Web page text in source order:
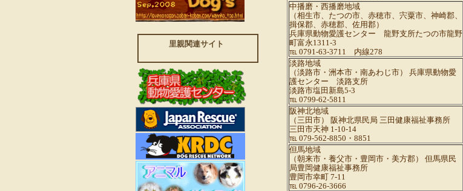
中播磨・西播磨地域
（相生市、たつの市、赤穂市、宍粟市、神崎郡、
揖保郡、赤穂郡、佐用郡）
兵庫県動物愛護センター 龍野支所たつの市龍野
町富永1311-3
℡ 0791-63-3711 内線278
淡路地域
（淡路市・洲本市・南あわじ市） 兵庫県動物愛
護センター 淡路支所
淡路市塩田新島5-3
℡ 0799-62-5811
阪神北地域
（三田市） 阪神北県民局 三田健康福祉事務所
三田市天神 1-10-14
℡ 079-562-8850・8851
但馬地域
（朝来市・養父市・豊岡市・美方郡） 但馬県民
局豊岡健康福祉事務所
豊岡市幸町 7-11
℡ 0796-26-3666
里親関連サイト